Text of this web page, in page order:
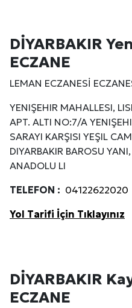
DİYARBAKIR
ECZANE
LEMAN ECZANESİ
YENIŞEHIR MAHALLESI,
APT. ALTI NO:7/A
SARAYI KARŞISI YEŞIL
DIYARBAKIR BAROSU
ANADOLU LI
TELEFON : 04122622020
Yol Tarifi İçin Tıklayınız
DİYARBAKIR
ECZANE